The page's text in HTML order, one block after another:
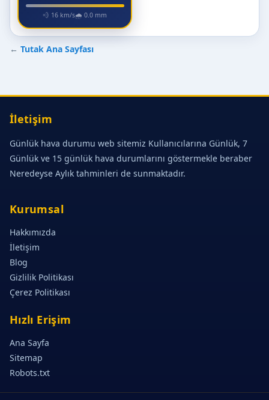
💨 16 km/s🌧 0.0 mm
← Tutak Ana Sayfası
İletişim
Günlük hava durumu web sitemiz Kullanıcılarına Günlük, 7
Günlük ve 15 günlük hava durumlarını göstermekle beraber
Neredeyse Aylık tahminleri de sunmaktadır.
Kurumsal
Hakkımızda
İletişim
Blog
Gizlilik Politikası
Çerez Politikası
Hızlı Erişim
Ana Sayfa
Sitemap
Robots.txt